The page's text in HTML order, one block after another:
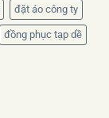
đặt áo công ty
đồng phục tạp dề